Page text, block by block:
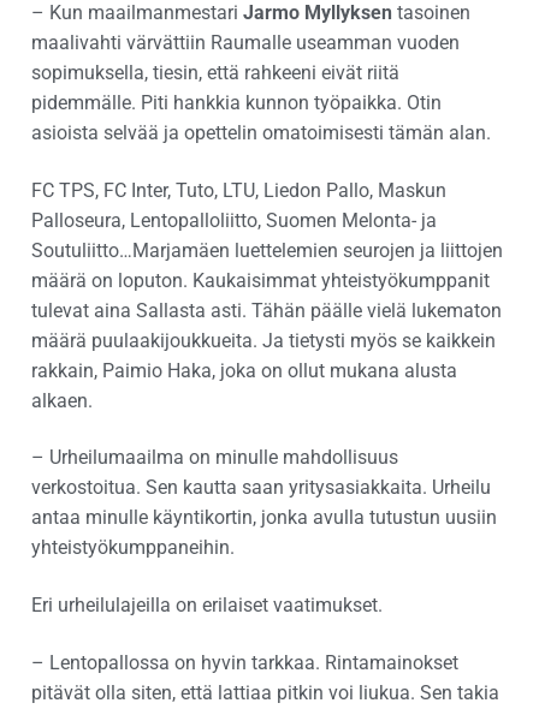
– Kun maailmanmestari Jarmo Myllyksen tasoinen
maalivahti värvättiin Raumalle useamman vuoden
sopimuksella, tiesin, että rahkeeni eivät riitä
pidemmälle. Piti hankkia kunnon työpaikka. Otin
asioista selvää ja opettelin omatoimisesti tämän alan.
FC TPS, FC Inter, Tuto, LTU, Liedon Pallo, Maskun
Palloseura, Lentopalloliitto, Suomen Melonta- ja
Soutuliitto…Marjamäen luettelemien seurojen ja liittojen
määrä on loputon. Kaukaisimmat yhteistyökumppanit
tulevat aina Sallasta asti. Tähän päälle vielä lukematon
määrä puulaakijoukkueita. Ja tietysti myös se kaikkein
rakkain, Paimio Haka, joka on ollut mukana alusta
alkaen.
– Urheilumaailma on minulle mahdollisuus
verkostoitua. Sen kautta saan yritysasiakkaita. Urheilu
antaa minulle käyntikortin, jonka avulla tutustun uusiin
yhteistyökumppaneihin.
Eri urheilulajeilla on erilaiset vaatimukset.
– Lentopallossa on hyvin tarkkaa. Rintamainokset
pitävät olla siten, että lattiaa pitkin voi liukua. Sen takia